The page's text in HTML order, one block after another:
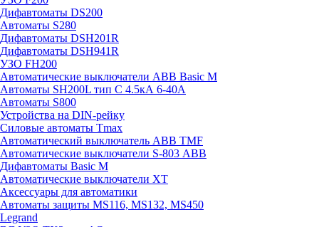
Дифавтоматы DS200
Автоматы S280
Дифавтоматы DSH201R
Дифавтоматы DSH941R
УЗО FH200
Автоматические выключатели ABB Basic M
Автоматы SH200L тип С 4.5кА 6-40А
Автоматы S800
Устройства на DIN-рейку
Силовые автоматы Tmax
Автоматический выключатель ABB TMF
Автоматические выключатели S-803 АВВ
Дифавтоматы Basic M
Автоматические выключатели XT
Аксессуары для автоматики
Автоматы защиты MS116, MS132, MS450
Legrand